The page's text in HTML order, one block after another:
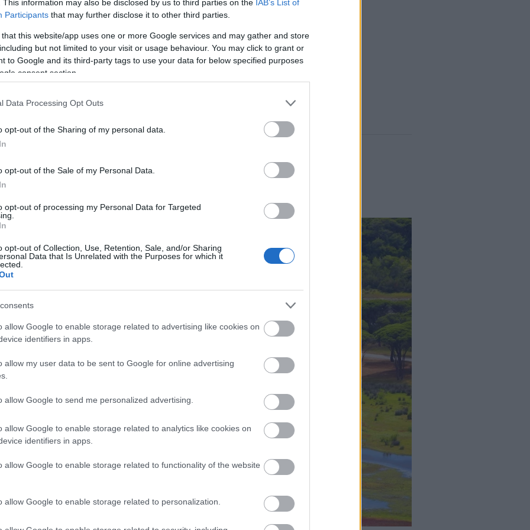
This information may also be disclosed by us to third parties on the IAB’s List of
Participants that may further disclose it to other third parties.
that this website/app uses one or more Google services and may gather and store
but not limited to your visit or usage behaviour. You may click to grant or
to Google and its third-party tags to use your data for below specified purposes
consent section.
Data Processing Opt Outs
opt-out of the Sharing of my personal data.
opt-out of the Sale of my Personal Data.
opt-out of processing my Personal Data for Targeted
opt-out of Collection, Use, Retention, Sale, and/or Sharing
Data that Is Unrelated with the Purposes for which it
allow Google to enable storage related to advertising like cookies on
identifiers in apps.
allow my user data to be sent to Google for online advertising
allow Google to send me personalized advertising.
allow Google to enable storage related to analytics like cookies on
identifiers in apps.
allow Google to enable storage related to functionality of the website
allow Google to enable storage related to personalization.
Αχαΐα